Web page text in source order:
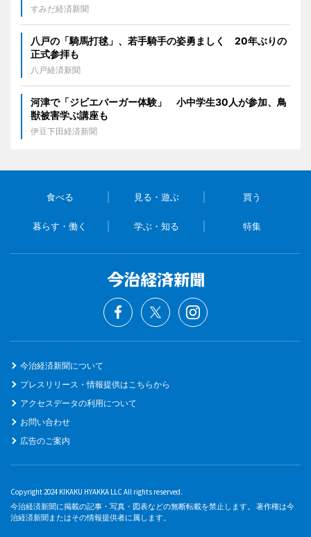
すみだ経済新聞
八戸の「騎馬打毬」、若手騎手の姿勇ましく 20年ぶりの
正式参拝も
八戸経済新聞
河津で「ジビエバーガー体験」 小中学生30人が参加、鳥
獣被害学ぶ講座も
伊豆下田経済新聞
食べる 見る・遊ぶ 買う
暮らす・働く 学ぶ・知る 特集
今治経済新聞について
プレスリリース・情報提供はこちらから
アクセスデータの利用について
お問い合わせ
広告のご案内
Copyright 2024 KIKAKU HYAKKA LLC All rights reserved.
今治経済新聞に掲載の記事・写真・図表などの無断転載を禁止します。 著作権は今
治経済新聞またはその情報提供者に属します。